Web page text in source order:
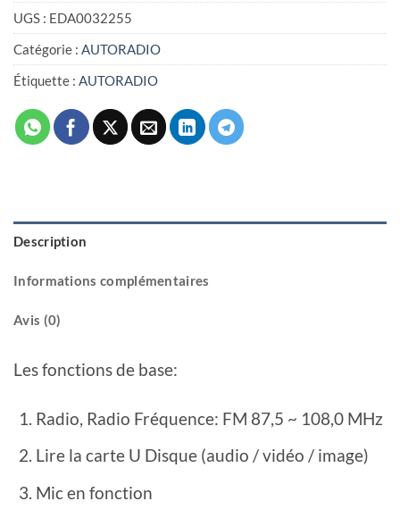
UGS : EDA0032255
Catégorie : AUTORADIO
Étiquette : AUTORADIO
Description
Informations complémentaires
Avis (0)
Les fonctions de base:
Radio, Radio Fréquence: FM 87,5 ~ 108,0 MHz
Lire la carte U Disque (audio / vidéo / image)
Mic en fonction